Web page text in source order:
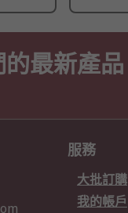
最新產品
服務
大批訂購
我的帳戶